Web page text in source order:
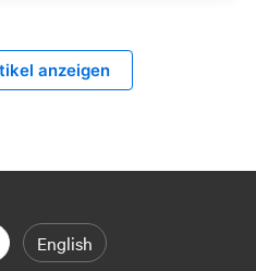
anzeigen
English